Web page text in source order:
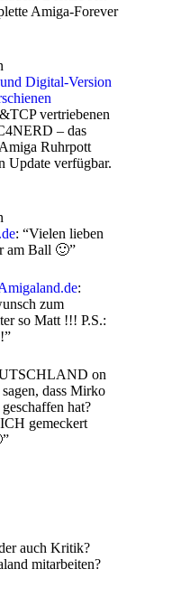
Amiga-Forever
Digital-Version
vertriebenen
– das
Ruhrpott
Update verfügbar.
: “Vielen lieben
am Ball 🙂”
:
zum
so Matt !!! P.S.:
”
on
dass Mirko
hat?
gemeckert
”
auch Kritik?
mitarbeiten?